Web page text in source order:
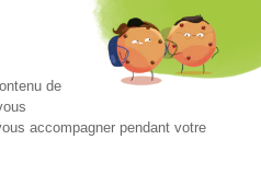
de
accompagner pendant votre